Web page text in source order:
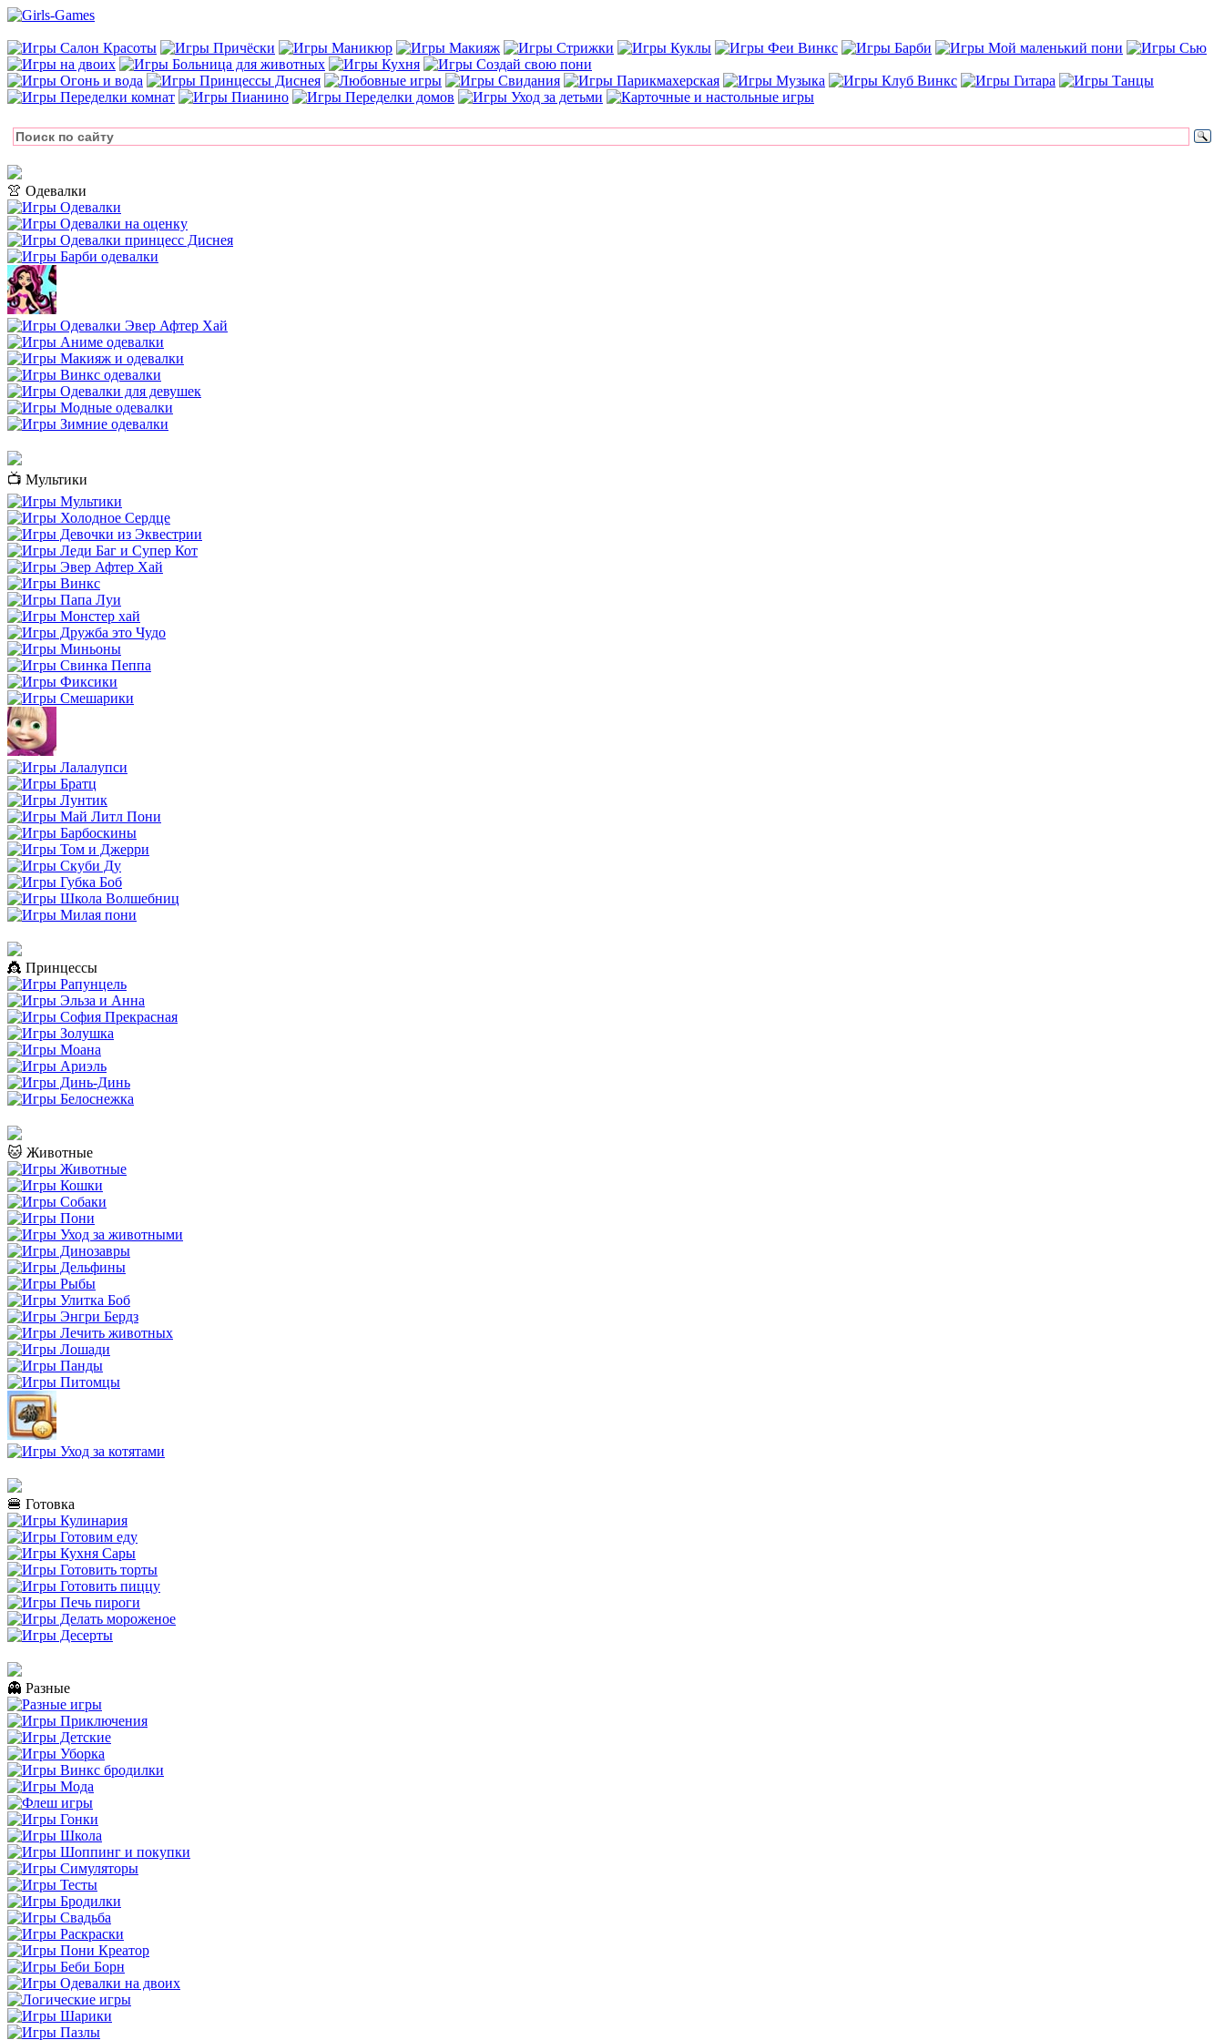
👚 Одевалки
📺 Мультики
👸 Принцессы
🐱 Животные
🍔 Готовка
👻 Разные